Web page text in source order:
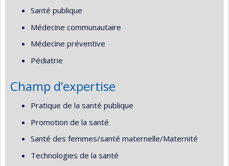
Santé publique
Médecine communautaire
Médecine préventive
Pédiatrie
Champ d’expertise
Pratique de la santé publique
Promotion de la santé
Santé des femmes/santé maternelle/Maternité
Technologies de la santé